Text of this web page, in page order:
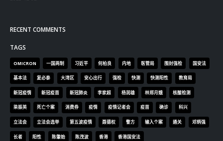
RECENT COMMENTS
TAGS
OMICRON 一国两制 习近平 何柏良 内地 医管局 围封强检 国安法
基本法 复必泰 大湾区 安心出行 强检 快测 快测阳性 教育局
新冠疫情 新冠疫苗 新冠肺炎 李家超 杨润雄 林郑月娥 核酸检测
梁振英 死亡个案 消费券 疫情 疫情记者会 疫苗 确诊 科兴
立法会 立法会选举 第五波疫情 聂德权 警方 输入个案 通关 邓炳强
长者 阳性 陈肇始 陈茂波 香港 香港国安法